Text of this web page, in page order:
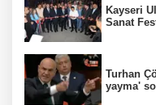
Kayseri
Sanat
Turhan
yayma'